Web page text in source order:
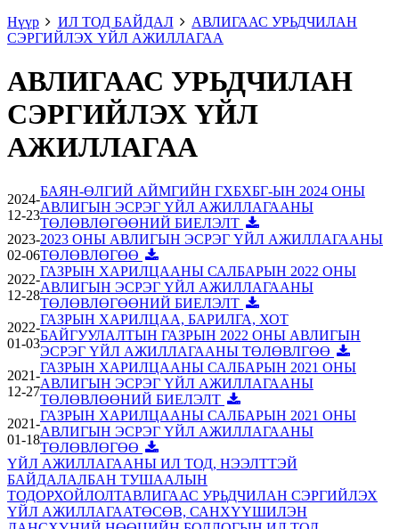
Нүүр
ИЛ ТОД БАЙДАЛ
АВЛИГААС УРЬДЧИЛАН
СЭРГИЙЛЭХ ҮЙЛ АЖИЛЛАГАА
АВЛИГААС УРЬДЧИЛАН
СЭРГИЙЛЭХ ҮЙЛ
АЖИЛЛАГАА
2024-
12-23
БАЯН-ӨЛГИЙ АЙМГИЙН ГХБХБГ-ЫН 2024 ОНЫ
АВЛИГЫН ЭСРЭГ ҮЙЛ АЖИЛЛАГААНЫ
ТӨЛӨВЛӨГӨӨНИЙ БИЕЛЭЛТ
2023-
02-06
2023 ОНЫ АВЛИГЫН ЭСРЭГ ҮЙЛ АЖИЛЛАГААНЫ
ТӨЛӨВЛӨГӨӨ
2022-
12-28
ГАЗРЫН ХАРИЛЦААНЫ САЛБАРЫН 2022 ОНЫ
АВЛИГЫН ЭСРЭГ ҮЙЛ АЖИЛЛАГААНЫ
ТӨЛӨВЛӨГӨӨНИЙ БИЕЛЭЛТ
2022-
01-03
ГАЗРЫН ХАРИЛЦАА, БАРИЛГА, ХОТ
БАЙГУУЛАЛТЫН ГАЗРЫН 2022 ОНЫ АВЛИГЫН
ЭСРЭГ ҮЙЛ АЖИЛЛАГААНЫ ТӨЛӨВЛГӨӨ
2021-
12-27
ГАЗРЫН ХАРИЛЦААНЫ САЛБАРЫН 2021 ОНЫ
АВЛИГЫН ЭСРЭГ ҮЙЛ АЖИЛЛАГААНЫ
ТӨЛӨВЛӨӨНИЙ БИЕЛЭЛТ
2021-
01-18
ГАЗРЫН ХАРИЛЦААНЫ САЛБАРЫН 2021 ОНЫ
АВЛИГЫН ЭСРЭГ ҮЙЛ АЖИЛЛАГААНЫ
ТӨЛӨВЛӨГӨӨ
ҮЙЛ АЖИЛЛАГААНЫ ИЛ ТОД, НЭЭЛТТЭЙ
БАЙДАЛАЛБАН ТУШААЛЫН
ТОДОРХОЙЛОЛТАВЛИГААС УРЬДЧИЛАН СЭРГИЙЛЭХ
ҮЙЛ АЖИЛЛАГААТӨСӨВ, САНХҮҮШИЛЭН